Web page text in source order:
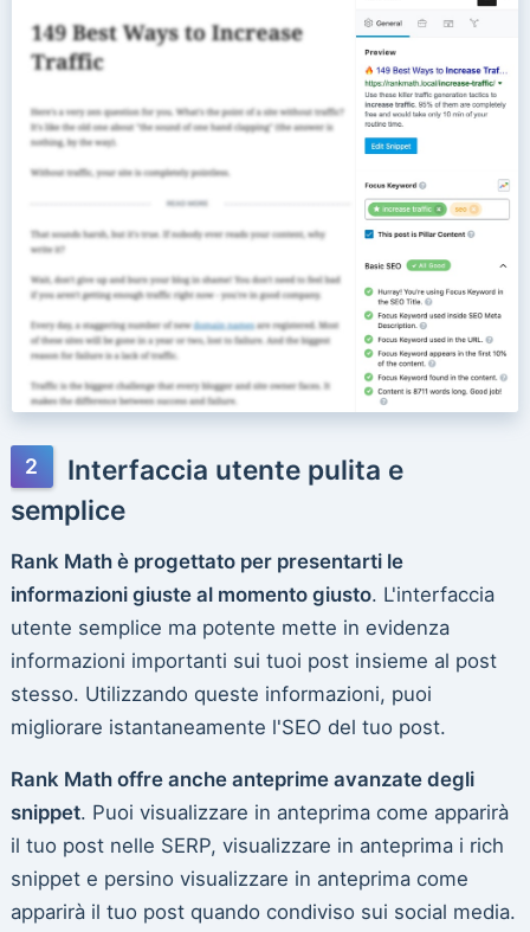
Interfaccia utente pulita e
semplice
Rank Math è progettato per presentarti le
informazioni giuste al momento giusto. L'interfaccia
utente semplice ma potente mette in evidenza
informazioni importanti sui tuoi post insieme al post
stesso. Utilizzando queste informazioni, puoi
migliorare istantaneamente l'SEO del tuo post.
Rank Math offre anche anteprime avanzate degli
snippet. Puoi visualizzare in anteprima come apparirà
il tuo post nelle SERP, visualizzare in anteprima i rich
snippet e persino visualizzare in anteprima come
apparirà il tuo post quando condiviso sui social media.